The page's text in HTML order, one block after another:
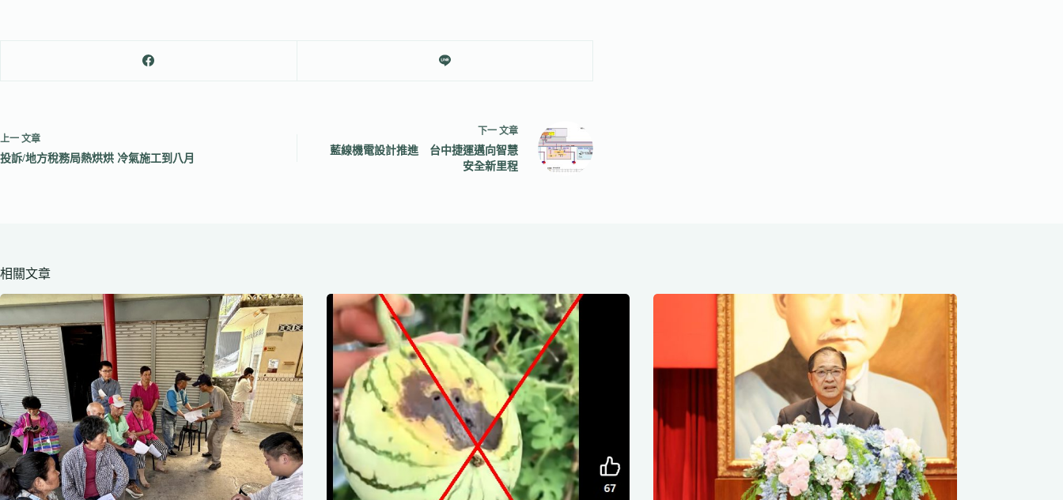
上一 文章
投訴/地方稅務局熱烘烘 冷氣施工到八月
下一 文章
藍線機電設計推進 台中捷運邁向智慧
安全新里程
相關文章